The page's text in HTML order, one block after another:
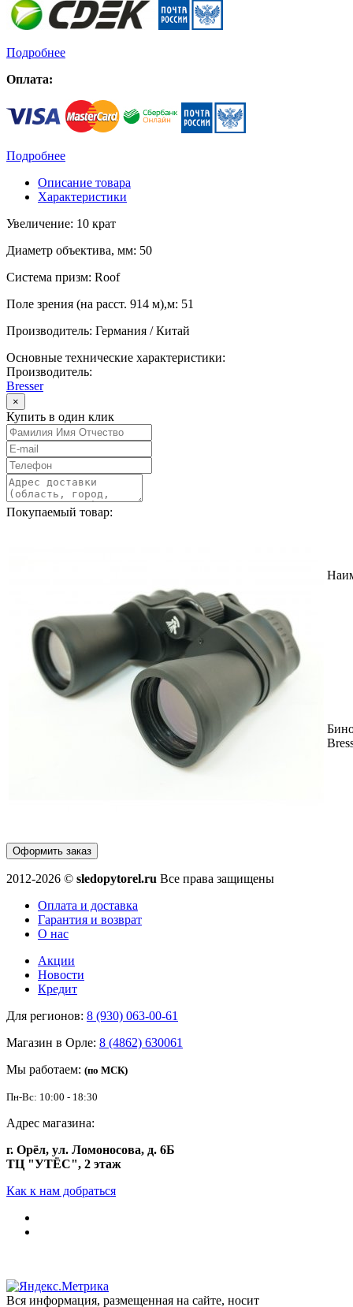
Подробнее
Оплата:
Подробнее
Описание товара
Характеристики
Увеличение: 10 крат
Диаметр объектива, мм: 50
Система призм: Roof
Поле зрения (на расст. 914 м),м: 51
Производитель: Германия / Китай
Основные технические характеристики:
Производитель:
Bresser
×
Купить в один клик
Покупаемый товар:
Оформить заказ
2012-2026 © sledopytorel.ru Все права защищены
Оплата и доставка
Гарантия и возврат
О нас
Акции
Новости
Кредит
Для регионов: 8 (930) 063-00-61
Магазин в Орле: 8 (4862) 630061
Мы работаем: (по МСК)
Пн-Вс: 10:00 - 18:30
Адрес магазина:
г. Орёл, ул. Ломоносова, д. 6Б
ТЦ "УТЁС", 2 этаж
Как к нам добраться
Вся информация, размещенная на сайте, носит